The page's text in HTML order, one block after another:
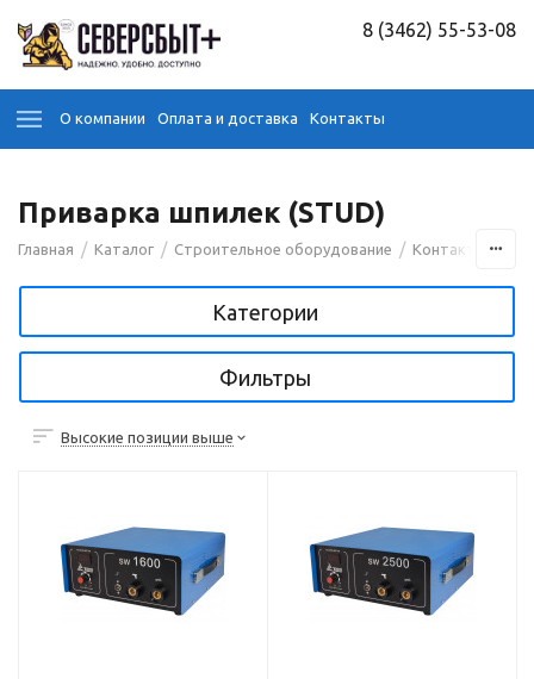
8 (3462) 55-53-08
О компании Оплата и доставка Контакты
Приварка шпилек (STUD)
Главная / Каталог / Строительное оборудование / Контактная
Категории
Фильтры
Высокие позиции выше